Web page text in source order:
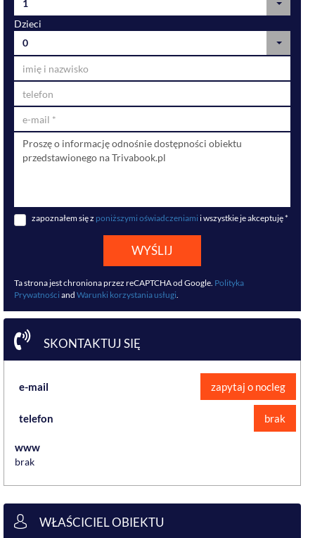
1
Dzieci
0
zapoznałem się z poniższymi oświadczeniami i wszystkie je akceptuję *
WYŚLIJ
Ta strona jest chroniona przez reCAPTCHA od Google. Polityka
Prywatności and Warunki korzystania usługi.
SKONTAKTUJ SIĘ
e-mail zapytaj o nocleg
telefon brak
www
brak
WŁAŚCICIEL OBIEKTU